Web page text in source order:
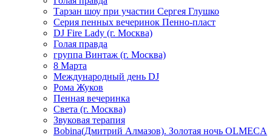
Тарзан шоу при участии Сергея Глушко
Серия пенных вечеринок Пенно-пласт
DJ Fire Lady (г. Москва)
Голая правда
группа Винтаж (г. Москва)
8 Марта
Международный день DJ
Рома Жуков
Пенная вечеринка
Света (г. Москва)
Звуковая терапия
Bobina(Дмитрий Алмазов). Золотая ночь OLMECA